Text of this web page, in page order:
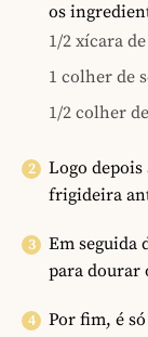
os
1/2 xícara
1 colher de
1/2 colher
Logo
frigideira
Em seguida
para dourar
Por fim, é